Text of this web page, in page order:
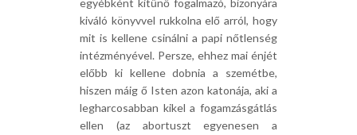
egyébként kitűnő fogalmazó, bizonyára
kiváló könyvvel rukkolna elő arról, hogy
mit is kellene csinálni a papi nőtlenség
intézményével. Persze, ehhez mai énjét
előbb ki kellene dobnia a szemétbe,
hiszen máig ő Isten azon katonája, aki a
legharcosabban kikel a fogamzásgátlás
ellen (az abortuszt egyenesen a